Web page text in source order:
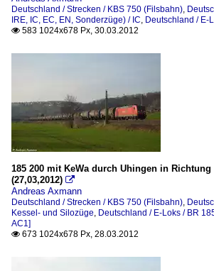
Deutschland / Strecken / KBS 750 (Filsbahn),
IRE, IC, EC, EN, Sonderzüge) / IC, Deutschland / E-
 583 1024x678 Px, 30.03.2012
185 200 mit KeWa durch Uhingen in Richtung
(27,03,2012) 
Andreas Axmann
Deutschland / Strecken / KBS 750 (Filsbahn),
Kessel- und Silozüge, Deutschland / E-Loks / BR
AC1]
 673 1024x678 Px, 28.03.2012